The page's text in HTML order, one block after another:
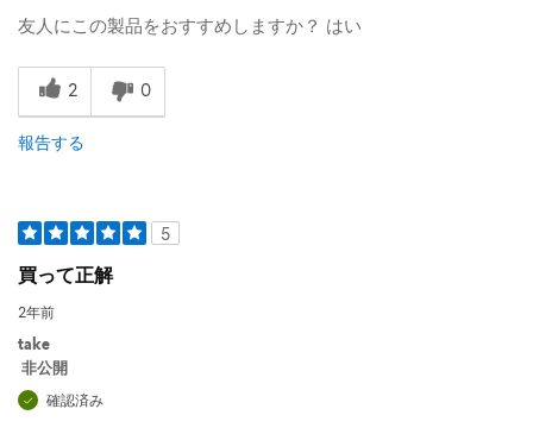
友人にこの製品をおすすめしますか？ はい
2 0
報告する
5
買って正解
2年前
take
非公開
確認済み